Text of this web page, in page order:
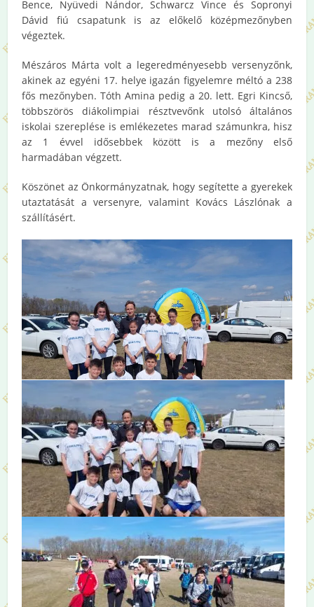
Bence, Nyüvedi Nándor, Schwarcz Vince és Sopronyi
Dávid fiú csapatunk is az előkelő középmezőnyben
végeztek.
Mészáros Márta volt a legeredményesebb versenyzőnk,
akinek az egyéni 17. helye igazán figyelemre méltó a 238
fős mezőnyben. Tóth Amina pedig a 20. lett. Egri Kincső,
többszörös diákolimpiai résztvevőnk utolsó általános
iskolai szereplése is emlékezetes marad számunkra, hisz
az 1 évvel idősebbek között is a mezőny első
harmadában végzett.
Köszönet az Önkormányzatnak, hogy segítette a gyerekek
utaztatását a versenyre, valamint Kovács Lászlónak a
szállításért.